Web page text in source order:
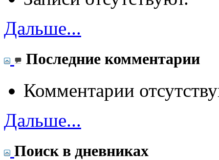
Дальше...
Последние комментарии
Комментарии
Дальше...
Поиск в дневниках